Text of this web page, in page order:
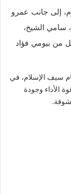
إلى جانب عمرو
سامي الشيخ،
من بيومي فؤاد
سيف الإسلام، في
الأداء وجودة